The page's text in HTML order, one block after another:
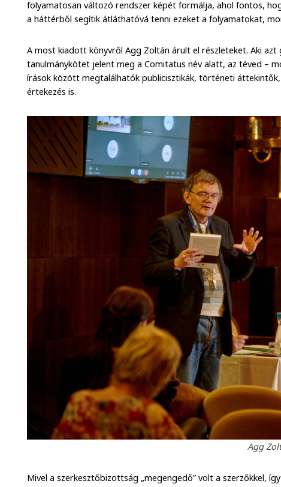
folyamatosan változó rendszer képét formálja, ahol fontos,
a háttérből segítik átláthatóvá tenni ezeket a folyamatokat,
A most kiadott könyvről Agg Zoltán árult el részleteket. Aki azt
tanulmánykötet jelent meg a Comitatus név alatt, az téved –
írások között megtalálhatók publicisztikák, történeti
értekezés is.
Agg
Mivel a szerkesztőbizottság „megengedő” volt a szerzőkkel,